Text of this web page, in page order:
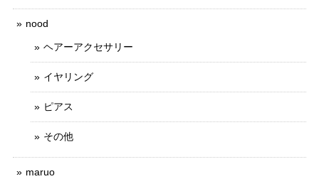
nood
ヘアーアクセサリー
イヤリング
ピアス
その他
maruo